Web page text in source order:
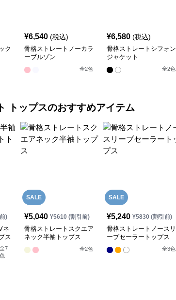
ク
¥6,540 (税込)
骨格ストレートノーカラ
ーブルゾン
全2色
¥6,580 (税込)
骨格ストレートシフォン
ジャケット
全2色
トップスのおすすめアイテム
)
ネ
ス
全7
色
SALE
¥5,040 ¥5610(割引前)
骨格ストレートスクエア
ネック半袖トップス
全2色
SALE
¥5,240 ¥5830(割引前)
骨格ストレートノースリ
ーブセーラートップス
全3色